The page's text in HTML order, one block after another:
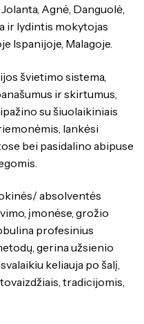
Agnė, Danguolė,
ir lydintis mokytojas
Ispanijoje, Malagoje.
švietimo sistema,
ir skirtumus,
su šiuolaikiniais
lankėsi
bei pasidalino abipuse
absolventės
įmonėse, grožio
profesinius
gerina užsienio
keliauja po šalį,
tradicijomis,